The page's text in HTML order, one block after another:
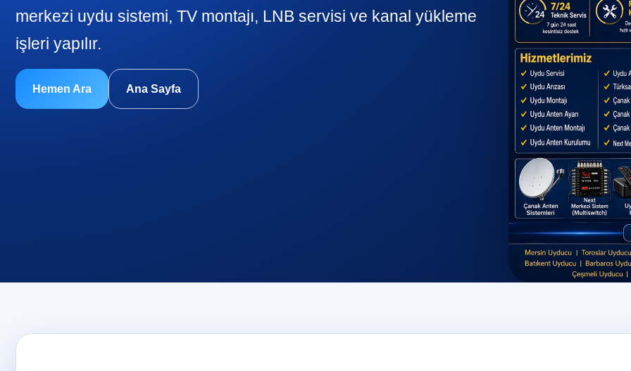
merkezi uydu sistemi, TV montajı, LNB servisi ve kanal yükleme
işleri yapılır.
Hemen Ara Ana Sayfa